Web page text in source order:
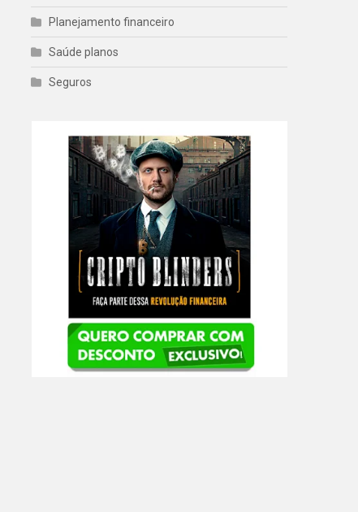
Planejamento financeiro
Saúde planos
Seguros